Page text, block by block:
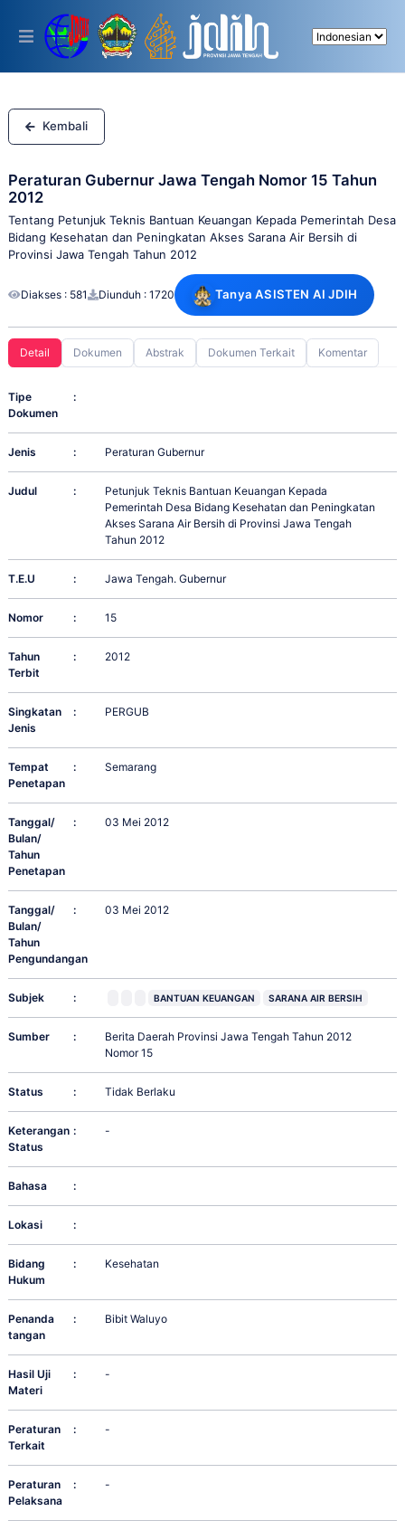
This
includes
accessibility
system.
Kembali
Peraturan Gubernur Jawa Tengah Nomor 15 Tahun
2012
Tentang Petunjuk Teknis Bantuan Keuangan Kepada Pemerintah Desa
Bidang Kesehatan dan Peningkatan Akses Sarana Air Bersih di
Provinsi Jawa Tengah Tahun 2012
Diakses : 581 Diunduh : 1720 Tanya ASISTEN AI JDIH
Detail Dokumen Abstrak Dokumen Terkait Komentar
Tipe
Dokumen
:
Jenis : Peraturan Gubernur
Judul :
Petunjuk Teknis Bantuan Keuangan Kepada
Pemerintah Desa Bidang Kesehatan dan Peningkatan
Akses Sarana Air Bersih di Provinsi Jawa Tengah
Tahun 2012
T.E.U : Jawa Tengah. Gubernur
Nomor : 15
Tahun
Terbit
: 2012
Singkatan
Jenis
: PERGUB
Tempat
Penetapan
: Semarang
Tanggal/
Bulan/
Tahun
Penetapan
: 03 Mei 2012
Tanggal/
Bulan/
Tahun
Pengundangan
: 03 Mei 2012
Subjek : BANTUAN KEUANGAN SARANA AIR BERSIH
Sumber :
Berita Daerah Provinsi Jawa Tengah Tahun 2012
Nomor 15
Status : Tidak Berlaku
Keterangan
Status
: -
Bahasa :
Lokasi :
Bidang
Hukum
: Kesehatan
Penanda
tangan
: Bibit Waluyo
Hasil Uji
Materi
: -
Peraturan
Terkait
: -
Peraturan
Pelaksana
: -